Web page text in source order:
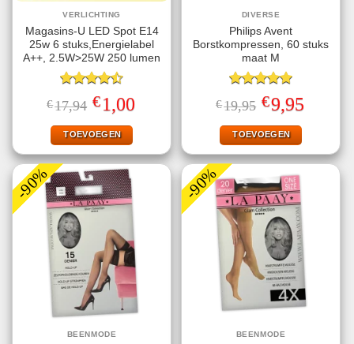
VERLICHTING
Magasins-U LED Spot E14
25w 6 stuks,Energielabel
A++, 2.5W>25W 250 lumen
Gewaardeerd
4.50uit 5
€17,94 Oorspronkelijke
prijs
was:
€17,94.
€1,00Huidige
prijs
TOEVOEGEN
DIVERSE
Philips Avent
Borstkompressen, 60 stuks
maat M
Gewaardeerd
5.00uit 5
€19,95 Oorspronkelijke
prijs
was:
€19,95.
€9,95prijs
TOEVOEGEN
-90%
BEENMODE
-90%
BEENMODE